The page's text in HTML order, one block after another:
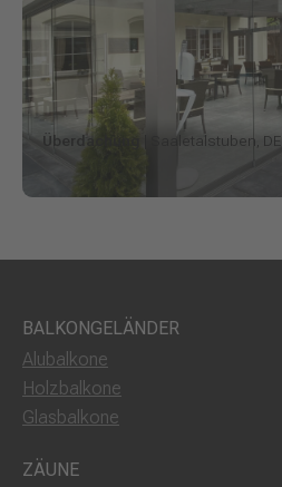
Überdachung | Saaletalstuben, DE
BALKONGELÄNDER
Alubalkone
Holzbalkone
Glasbalkone
ZÄUNE